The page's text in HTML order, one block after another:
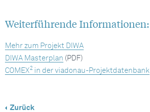
Weiterführende Informationen:
Mehr zum Projekt DIWA
DIWA Masterplan (PDF)
COMEX2 in der viadonau-Projektdatenbank
Zurück